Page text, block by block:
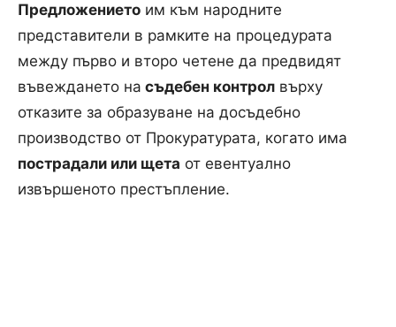
Предложението им към народните
представители в рамките на процедурата
между първо и второ четене да предвидят
въвеждането на съдебен контрол върху
отказите за образуване на досъдебно
производство от Прокуратурата, когато има
пострадали или щета от евентуално
извършеното престъпление.